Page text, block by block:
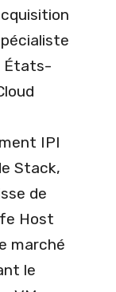
États-
IPI
Stack,
de
Host
marché
le